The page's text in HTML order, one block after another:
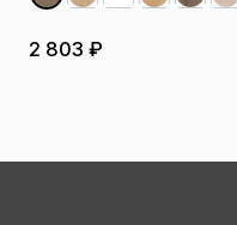
2 803 ₽